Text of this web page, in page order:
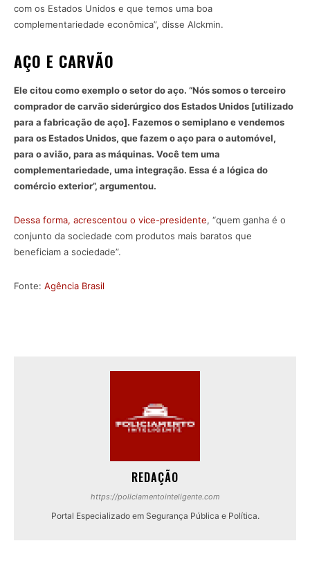
com os Estados Unidos e que temos uma boa
complementariedade econômica”, disse Alckmin.
AÇO E CARVÃO
Ele citou como exemplo o setor do aço. “Nós somos o terceiro
comprador de carvão siderúrgico dos Estados Unidos [utilizado
para a fabricação de aço]. Fazemos o semiplano e vendemos
para os Estados Unidos, que fazem o aço para o automóvel,
para o avião, para as máquinas. Você tem uma
complementariedade, uma integração. Essa é a lógica do
comércio exterior”, argumentou.
Dessa forma, acrescentou o vice-presidente, “quem ganha é o
conjunto da sociedade com produtos mais baratos que
beneficiam a sociedade”.
Fonte: Agência Brasil
REDAÇÃO
https://policiamentointeligente.com
Portal Especializado em Segurança Pública e Política.